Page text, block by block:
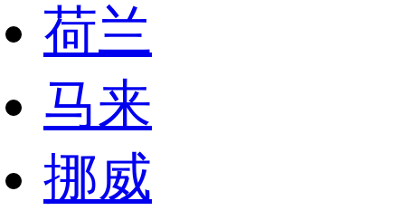
荷兰
马来
挪威